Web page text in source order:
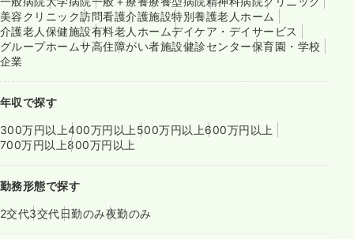
美容クリニック訪問看護介護施設特別養護老人ホーム
介護老人保健施設有料老人ホームデイケア・デイサービス
グループホームサ高住障がい者施設健診センター保育園・学校
企業
年収で探す
300万円以上400万円以上 500万円以上600万円以上
700万円以上800万円以上
勤務形態で探す
2交代3交代日勤のみ夜勤のみ